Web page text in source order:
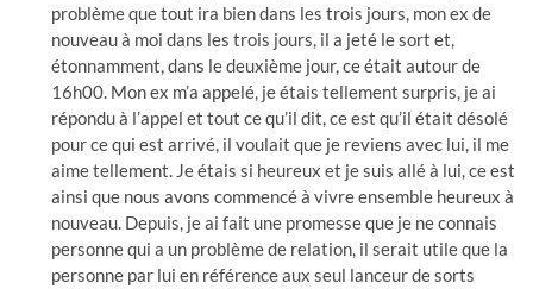
problème que tout ira bien dans les trois jours, mon ex de
nouveau à moi dans les trois jours, il a jeté le sort et,
étonnamment, dans le deuxième jour, ce était autour de
16h00. Mon ex m’a appelé, je étais tellement surpris, je ai
répondu à l’appel et tout ce qu’il dit, ce est qu’il était désolé
pour ce qui est arrivé, il voulait que je reviens avec lui, il me
aime tellement. Je étais si heureux et je suis allé à lui, ce est
ainsi que nous avons commencé à vivre ensemble heureux à
nouveau. Depuis, je ai fait une promesse que je ne connais
personne qui a un problème de relation, il serait utile que la
personne par lui en référence aux seul lanceur de sorts